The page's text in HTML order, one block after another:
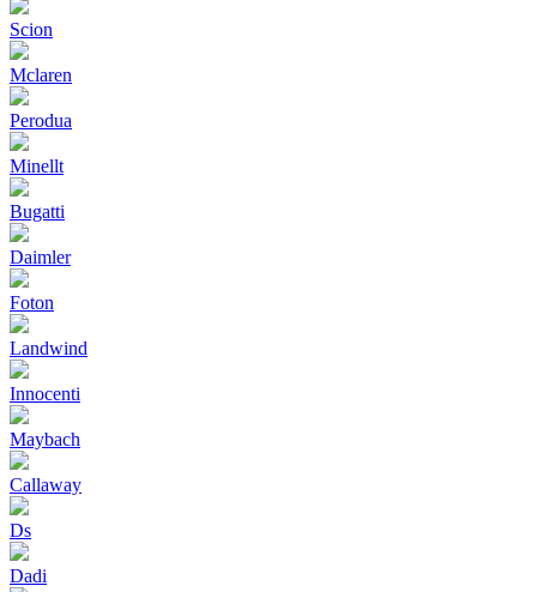
Scion
Mclaren
Perodua
Minellt
Bugatti
Daimler
Foton
Landwind
Innocenti
Maybach
Callaway
Ds
Dadi